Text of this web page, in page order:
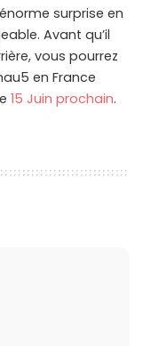
surprise en
Avant qu’il
vous pourrez
en France
15 Juin prochain.